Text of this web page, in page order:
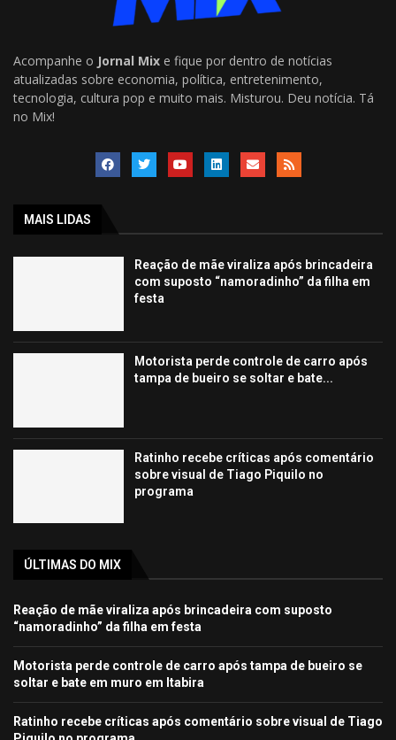
Acompanhe o Jornal Mix e fique por dentro de notícias
atualizadas sobre economia, política, entretenimento,
tecnologia, cultura pop e muito mais. Misturou. Deu notícia. Tá
no Mix!
MAIS LIDAS
Reação de mãe viraliza após brincadeira
com suposto “namoradinho” da filha em
festa
Motorista perde controle de carro após
tampa de bueiro se soltar e bate...
Ratinho recebe críticas após comentário
sobre visual de Tiago Piquilo no
programa
ÚLTIMAS DO MIX
Reação de mãe viraliza após brincadeira com suposto
“namoradinho” da filha em festa
Motorista perde controle de carro após tampa de bueiro se
soltar e bate em muro em Itabira
Ratinho recebe críticas após comentário sobre visual de Tiago